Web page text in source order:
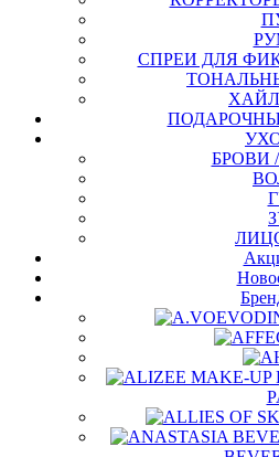
СПРЕИ ДЛЯ
БРОВИ